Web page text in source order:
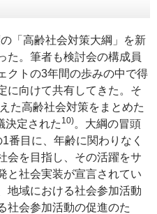
「高齢社会対策大綱」を新
た。筆者も検討会の構成員
クトの3年間の歩みの中で得
に向けて共有してきた。そ
た高齢社会対策をまとめた
決定された 10)。大綱の冒頭
番目に、年齢に関わりなく
会を目指し、その活躍をサ
と社会実装が宣言されてい
地域における社会参加活動
社会参加活動の促進のた